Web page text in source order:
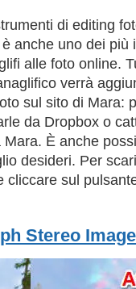
di editing
anche uno dei più
alle foto online.
verrà
sul sito di Mara:
da Dropbox o
È anche
desideri. Per
sul
Stereo